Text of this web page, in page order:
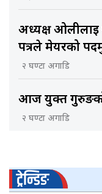
अध्यक्ष
पत्रले मेयरको
२ घण्टा अगाडि
आज युक्त
२ घण्टा अगाडि
ट्रेन्डिङ